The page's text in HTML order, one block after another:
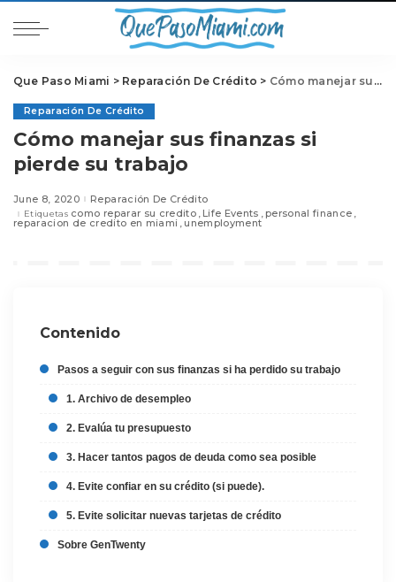
Que Paso Miami > Reparación De Crédito > Cómo manejar sus finanzas si pierde su trabajo
Reparación De Crédito
Cómo manejar sus finanzas si
pierde su trabajo
June 8, 2020 Reparación De Crédito
Etiquetas como reparar su credito Life Events personal finance
reparacion de credito en miami unemployment
Contenido
Pasos a seguir con sus finanzas si ha perdido su trabajo
1. Archivo de desempleo
2. Evalúa tu presupuesto
3. Hacer tantos pagos de deuda como sea posible
4. Evite confiar en su crédito (si puede).
5. Evite solicitar nuevas tarjetas de crédito
Sobre GenTwenty